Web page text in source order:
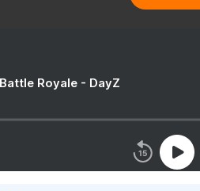
Royale - DayZ